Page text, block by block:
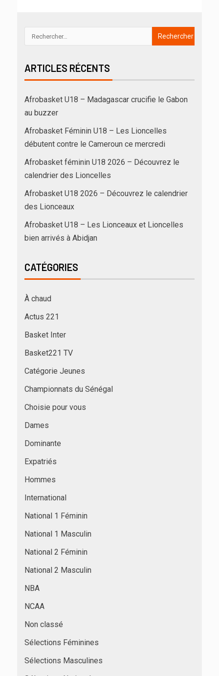
ARTICLES RÉCENTS
Afrobasket U18 – Madagascar crucifie le Gabon
au buzzer
Afrobasket Féminin U18 – Les Lioncelles
débutent contre le Cameroun ce mercredi
Afrobasket féminin U18 2026 – Découvrez le
calendrier des Lioncelles
Afrobasket U18 2026 – Découvrez le calendrier
des Lionceaux
Afrobasket U18 – Les Lionceaux et Lioncelles
bien arrivés à Abidjan
CATÉGORIES
À chaud
Actus 221
Basket Inter
Basket221 TV
Catégorie Jeunes
Championnats du Sénégal
Choisie pour vous
Dames
Dominante
Expatriés
Hommes
International
National 1 Féminin
National 1 Masculin
National 2 Féminin
National 2 Masculin
NBA
NCAA
Non classé
Sélections Féminines
Sélections Masculines